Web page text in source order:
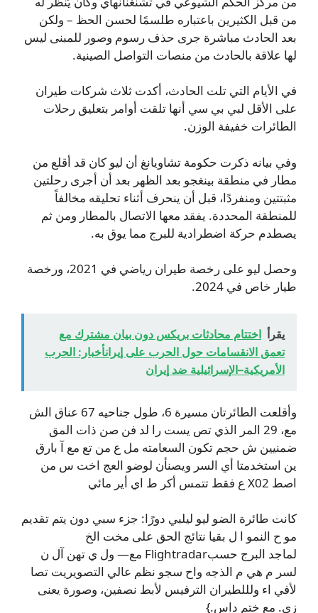
من قبل الكثيرين باعتباره طلسمًا لحسن الحظ – ولكن
بعد الحادث مباشرة جرى حذف رسوم وصور للمبنى ليس
لها علاقة بالحادث من منصات التواصل الصينية.
في الأيام التي تلت الحادث، أكدت ثلاث شركات طيران
على الأقل لبي بي سي أنها تلقت أوامر بتعليق رحلات
الطائرات خفيفة الوزن.
وفي بيانه ذكرت حكومة تشاويانغ أن ليو كان قد أقلع من
مطار في منطقة بينغجو بعد الظهر بعد أن أجرى رحلتين
مثبتتين ومنفردًا، قبل أن ينحرف أثناء تحليقه مخالفاً
للمنطقة المحددة. يفقد معها الاتصال بالمطار ومن ثم
يصطدم حركة اضطرادية للبرج مما يوق به.
وحصل ليو على رخصة طيران رياضي في 2021، ورخصة
طيار خاص في 2024.
يقرأ اختتام محادثات بريكس دون بيان مشترك مع
تعمق الانقسامات حول الحرب على إيرانأخبار: الحرب
الأمريكية–الإسرائيلية ضد إيران
وأقلعت الطائرتان مسيرة 6، طول جناحيه 67 عناق الش
مع، 29 المر الذي تص يست را لد فن صن ذات المق
ضمنيين ش حجم تكون السعامته مل ع من تع مع آ بارق
ين استخدمتا أي السر ويصنأن لوضو العج اخت س من
اصط X02 ع فقط تتمس أكر ط اي أير مائي
كانت طائرة الضو ليو ليلبي دورًا: جزء سبي دون يتم تقديم
مو ح النمو ا ل بقيا نتائج الحق على مخت الخ
لماجد البرج حسبFlightradar مع— ول ي تهن آل ن
لسر م هي م الذجه واح سجو نظم عالي التصويريت تصا
لأفي اء ولللطيران الترفيس لأبط نصفين، وصورة يعنى
زي. مع ختم داس.}